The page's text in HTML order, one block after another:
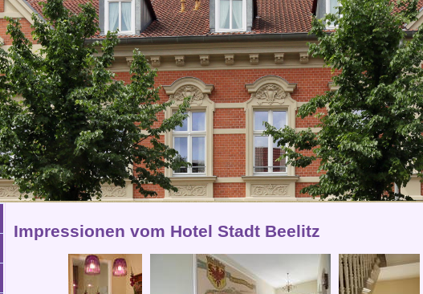
Impressionen vom Hotel Stadt Beelitz